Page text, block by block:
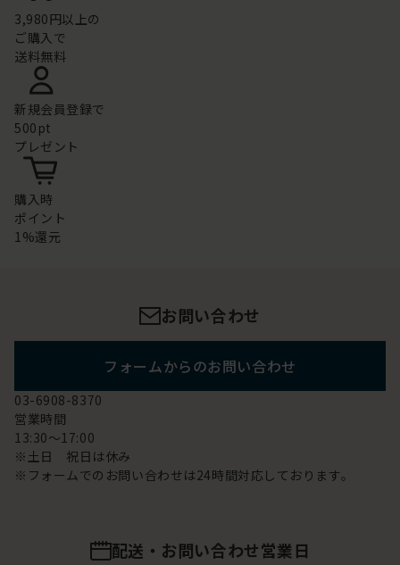
3,980円以上の
ご購入で
送料無料
新規会員登録で
500pt
プレゼント
購入時
ポイント
1%還元
お問い合わせ
フォームからのお問い合わせ
03-6908-8370
営業時間
13:30～17:00
※土日 祝日は休み
※フォームでのお問い合わせは24時間対応しております。
配送・お問い合わせ営業日